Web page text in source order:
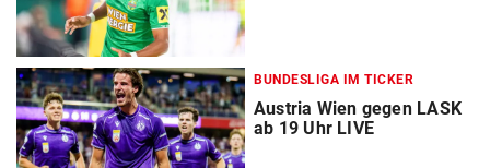
BUNDESLIGA IM TICKER
Austria Wien gegen LASK
ab 19 Uhr LIVE